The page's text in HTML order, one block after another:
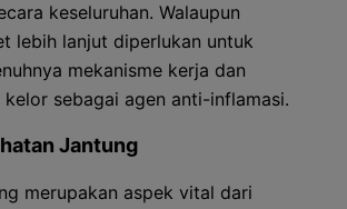
keseluruhan. Walaupun
lebih lanjut diperlukan untuk
mekanisme kerja dan
sebagai agen anti-inflamasi.
Jantung
merupakan aspek vital dari